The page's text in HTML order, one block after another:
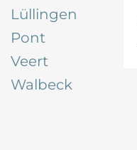
Lüllingen
Pont
Veert
Walbeck